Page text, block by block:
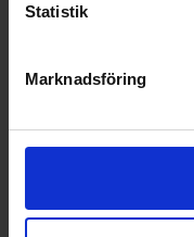
Statistik
Marknadsföring